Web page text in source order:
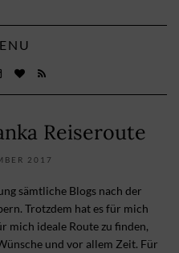
Reiseroute
2017
sämtliche Blogs nach der
Trotzdem hat es für mich
mich ideale Route zu finden,
und vor allem Zeit. Für